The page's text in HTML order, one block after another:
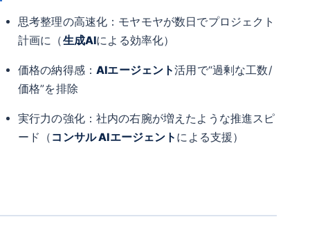
思考整理の高速化：モヤモヤが数日でプロジェクト
計画に（生成AIによる効率化）
価格の納得感：AIエージェント活用で“過剰な工数/
価格”を排除
実行力の強化：社内の右腕が増えたような推進スピ
ード（ コンサル AIエージェント による支援）